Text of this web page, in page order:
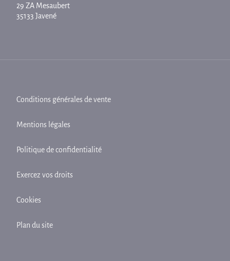
29 ZA Mesaubert
35133 Javené
Conditions générales de vente
Mentions légales
Politique de confidentialité
Exercez vos droits
Cookies
Plan du site